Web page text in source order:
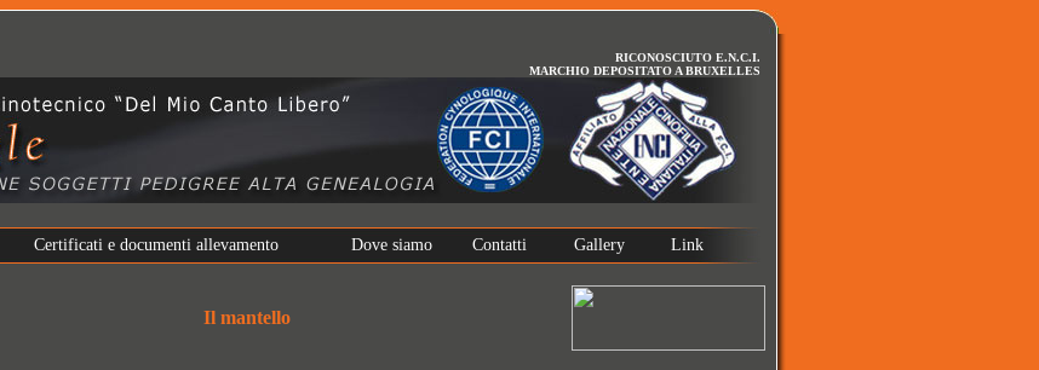
RICONOSCIUTO E.N.C.I.
MARCHIO DEPOSITATO A BRUXELLES
Certificati e documenti allevamento Dove siamo Contatti Gallery Link
Il mantello